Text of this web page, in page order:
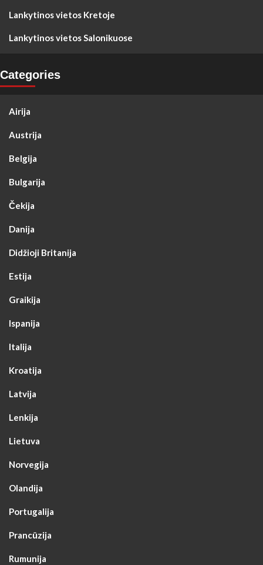
Lankytinos vietos Kretoje
Lankytinos vietos Salonikuose
Categories
Airija
Austrija
Belgija
Bulgarija
Čekija
Danija
Didžioji Britanija
Estija
Graikija
Ispanija
Italija
Kroatija
Latvija
Lenkija
Lietuva
Norvegija
Olandija
Portugalija
Prancūzija
Rumunija